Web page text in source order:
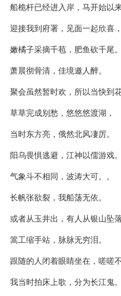
船桅杆已经进入岸，马开始以来
迎接我到府署，见面一起欣喜，
嫩橘子采摘千苞，肥鱼砍千尾。
萧晨彻骨清，佳境邀人醉。
聚会虽然暂时欢，所以当快到花
草草完成别愁，悠悠悠渡湖，
当时东方亮，俄然北风凄厉。
阳乌畏惧逃避，江神以儒游戏。
气象斗不相同，波涛大可。。
长帆张欲裂，我船荡无依。
或者从玉井出，有人从银山坠落
篙工缩手站，脉脉无穷泪。
跟随的人闭着眼睛坐在，嗟嗟不
我当时拍床上歌，分为长江鬼。